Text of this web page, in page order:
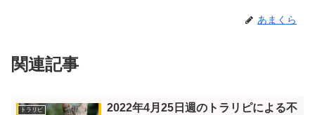
あまくら
関連記事
トラリピ
2022年4月25日週のトラリピによる不